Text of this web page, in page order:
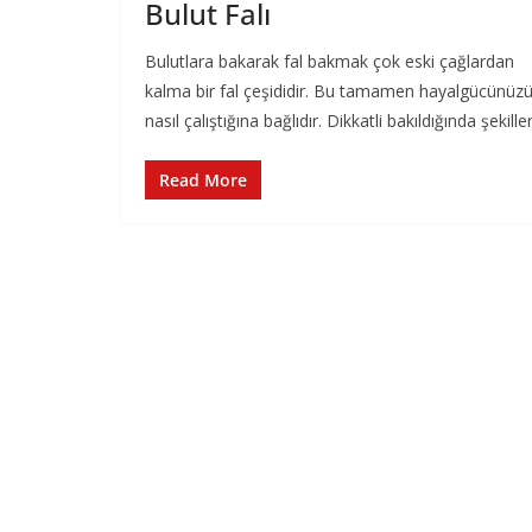
Bulut Falı
Bulutlara bakarak fal bakmak çok eski çağlardan
kalma bir fal çeşididir. Bu tamamen
nasıl çalıştığına bağlıdır. Dikkatli bakıldığında şekiller
Read More